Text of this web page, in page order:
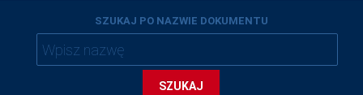
SZUKAJ PO NAZWIE DOKUMENTU
SZUKAJ